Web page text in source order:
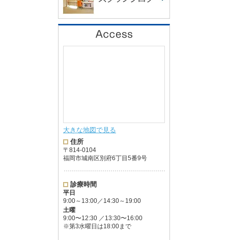
大きな地図で見る
住所
〒814-0104
福岡市城南区別府6丁目5番9号
診療時間
平日
9:00～13:00／14:30～19:00
土曜
9:00〜12:30 ／13:30〜16:00
※第3水曜日は18:00まで